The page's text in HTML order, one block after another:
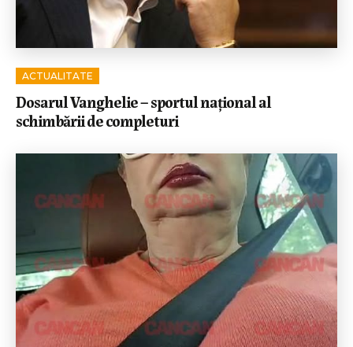
ACTUALITATE
Dosarul Vanghelie – sportul național al
schimbării de completuri